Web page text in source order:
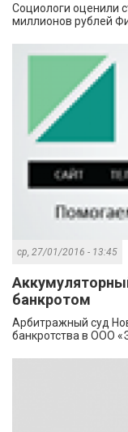
Социологи оценили
миллионов рублей
ср, 27/01/2016 - 13:45
банкротом
Арбитражный суд
банкротства в ООО